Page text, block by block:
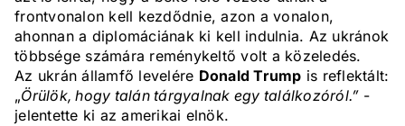
frontvonalon kell kezdődnie, azon a vonalon,
ahonnan a diplomáciának ki kell indulnia. Az ukránok
többsége számára reménykeltő volt a közeledés.
Az ukrán államfő levelére Donald Trump is reflektált:
„Örülök, hogy talán tárgyalnak egy találkozóról.”-
jelentette ki az amerikai elnök.